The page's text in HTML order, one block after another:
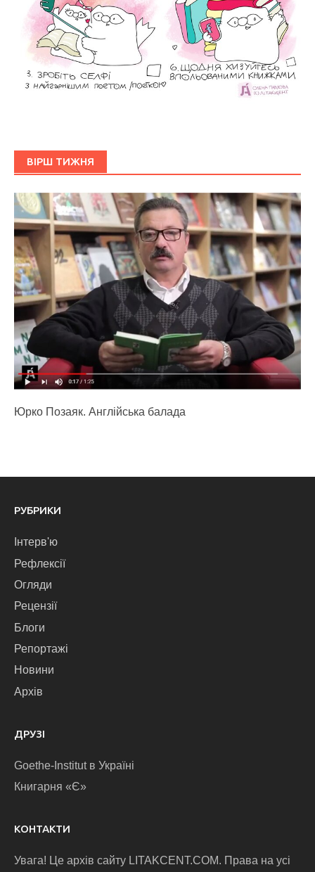
ВІРШ ТИЖНЯ
Юрко Позаяк. Англійська балада
РУБРИКИ
Інтерв'ю
Рефлексії
Огляди
Рецензії
Блоги
Репортажі
Новини
Архів
ДРУЗІ
Goethe-Institut в Україні
Книгарня «Є»
КОНТАКТИ
Увага! Це архів сайту LITAKCENT.COM. Права на усі